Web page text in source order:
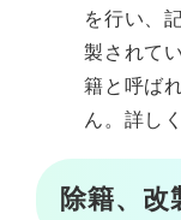
を行い、
製されて
籍と呼ば
ん。詳し
除籍、改